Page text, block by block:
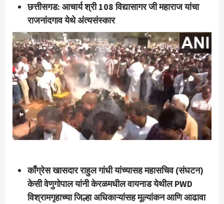
छत्तीसगड: आचार्य श्री 108 विद्यासागर जी महाराज यांचा
राजनांदगाव येथे अंत्यसंस्कार
काँग्रेस खासदार राहुल गांधी यांच्यासह महासचिव (संघटन)
केसी वेणुगोपाल यांनी केरळमधील वायनाड येथील PWD
विश्रामगृहाच्या जिल्हा अधिकाऱ्यांसह मूल्यांकन आणि आढावा